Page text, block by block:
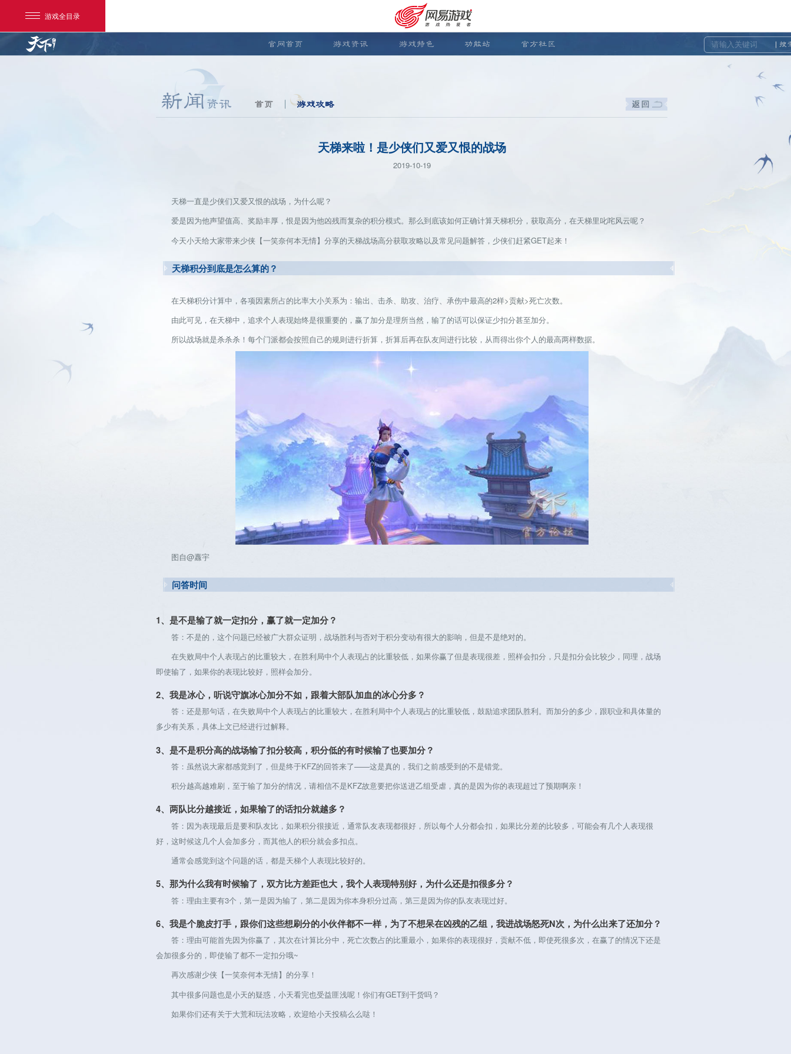
游戏全目录
官网首页 游戏资讯 游戏特色 功能站 官方社区 搜
首页 游戏攻略
天梯来啦！是少侠们又爱又恨的战场
2019-10-19
天梯一直是少侠们又爱又恨的战场，为什么呢？
爱是因为他声望值高、奖励丰厚，恨是因为他凶残而复杂的积分模式。那么到底该如何正确计算天梯积分，获取高分，在天梯里叱咤风云呢？
今天小天给大家带来少侠【一笑奈何本无情】分享的天梯战场高分获取攻略以及常见问题解答，少侠们赶紧GET起来！
天梯积分到底是怎么算的？
在天梯积分计算中，各项因素所占的比率大小关系为：输出、击杀、助攻、治疗、承伤中最高的2样>贡献>死亡次数。
由此可见，在天梯中，追求个人表现始终是很重要的，赢了加分是理所当然，输了的话可以保证少扣分甚至加分。
所以战场就是杀杀杀！每个门派都会按照自己的规则进行折算，折算后再在队友间进行比较，从而得出你个人的最高两样数据。
图自@纛宇
问答时间
1、是不是输了就一定扣分，赢了就一定加分？
答：不是的，这个问题已经被广大群众证明，战场胜利与否对于积分变动有很大的影响，但是不是绝对的。
在失败局中个人表现占的比重较大，在胜利局中个人表现占的比重较低，如果你赢了但是表现很差，照样会扣分，只是扣分会比较少，同理，战场
即使输了，如果你的表现比较好，照样会加分。
2、我是冰心，听说守旗冰心加分不如，跟着大部队加血的冰心分多？
答：还是那句话，在失败局中个人表现占的比重较大，在胜利局中个人表现占的比重较低，鼓励追求团队胜利。而加分的多少，跟职业和具体量的
多少有关系，具体上文已经进行过解释。
3、是不是积分高的战场输了扣分较高，积分低的有时候输了也要加分？
答：虽然说大家都感觉到了，但是终于KFZ的回答来了——这是真的，我们之前感受到的不是错觉。
积分越高越难刷，至于输了加分的情况，请相信不是KFZ故意要把你送进乙组受虐，真的是因为你的表现超过了预期啊亲！
4、两队比分越接近，如果输了的话扣分就越多？
答：因为表现最后是要和队友比，如果积分很接近，通常队友表现都很好，所以每个人分都会扣，如果比分差的比较多，可能会有几个人表现很
好，这时候这几个人会加多分，而其他人的积分就会多扣点。
通常会感觉到这个问题的话，都是天梯个人表现比较好的。
5、那为什么我有时候输了，双方比方差距也大，我个人表现特别好，为什么还是扣很多分？
答：理由主要有3个，第一是因为输了，第二是因为你本身积分过高，第三是因为你的队友表现过好。
6、我是个脆皮打手，跟你们这些想刷分的小伙伴都不一样，为了不想呆在凶残的乙组，我进战场怒死N次，为什么出来了还加分？
答：理由可能首先因为你赢了，其次在计算比分中，死亡次数占的比重最小，如果你的表现很好，贡献不低，即使死很多次，在赢了的情况下还是
会加很多分的，即使输了都不一定扣分哦~
再次感谢少侠【一笑奈何本无情】的分享！
其中很多问题也是小天的疑惑，小天看完也受益匪浅呢！你们有GET到干货吗？
如果你们还有关于大荒和玩法攻略，欢迎给小天投稿么么哒！